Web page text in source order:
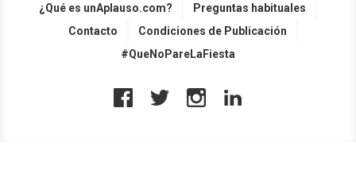
¿Qué es unAplauso.com?
Preguntas habituales
Contacto
Condiciones de Publicación
#QueNoPareLaFiesta